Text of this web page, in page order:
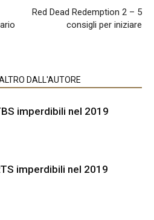
Red Dead Redemption 2 – 5
consigli per iniziare
DALL'AUTORE
imperdibili nel 2019
imperdibili nel 2019